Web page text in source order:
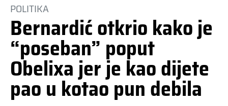
POLITIKA
Bernardić otkrio kako je
“poseban” poput
Obelixa jer je kao dijete
pao u kotao pun debila